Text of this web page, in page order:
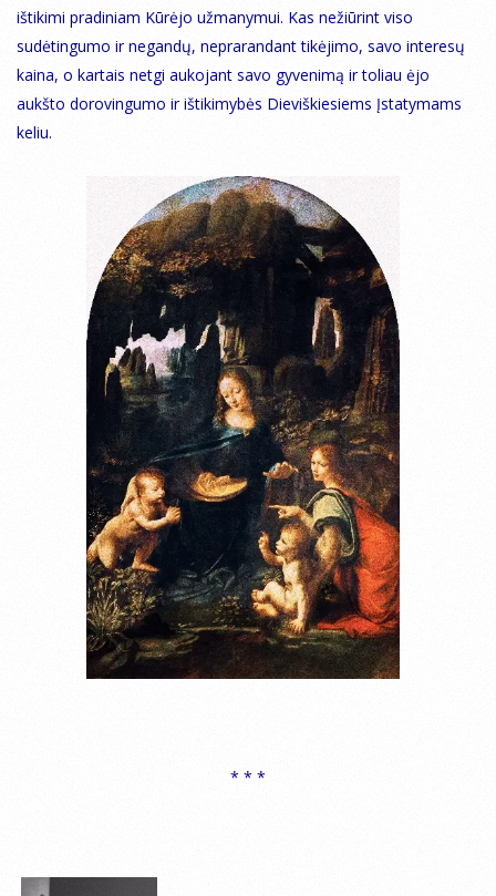
ištikimi pradiniam Kūrėjo užmanymui. Kas nežiūrint viso
sudėtingumo ir negandų, neprarandant tikėjimo, savo interesų
kaina, o kartais netgi aukojant savo gyvenimą ir toliau ėjo
aukšto dorovingumo ir ištikimybės Dieviškiesiems Įstatymams
keliu.
* * *